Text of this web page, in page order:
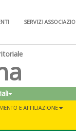
SERVIZI
E AFFILIAZIONE